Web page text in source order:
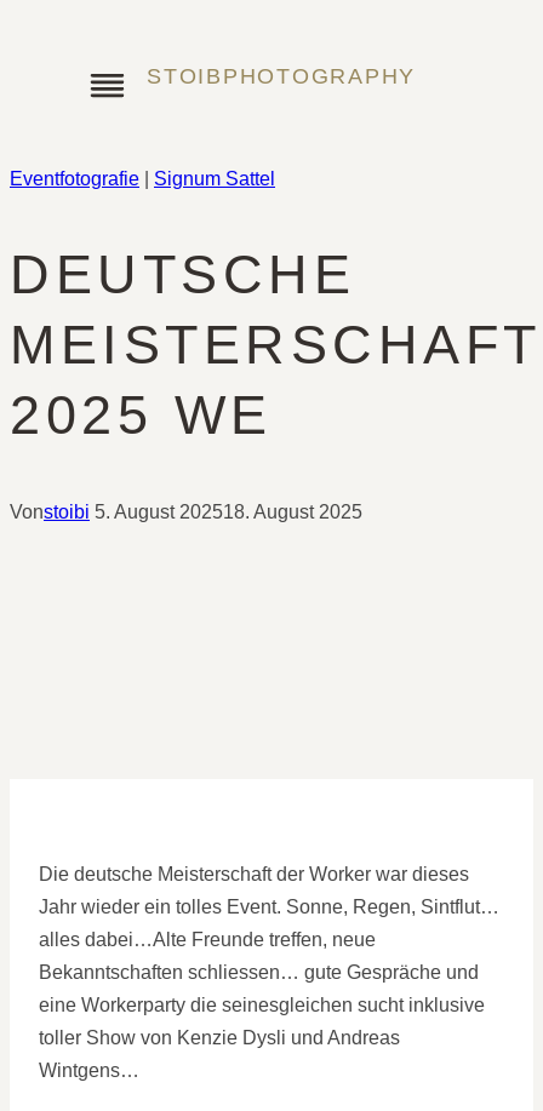
STOIBPHOTOGRAPHY
Eventfotografie Signum Sattel
DEUTSCHE
MEISTERSCHAFT
2025 WE
Vonstoibi 5. August 202518. August 2025
Die deutsche Meisterschaft der Worker war dieses
Jahr wieder ein tolles Event. Sonne, Regen, Sintflut…
alles dabei…Alte Freunde treffen, neue
Bekanntschaften schliessen… gute Gespräche und
eine Workerparty die seinesgleichen sucht inklusive
toller Show von Kenzie Dysli und Andreas
Wintgens…